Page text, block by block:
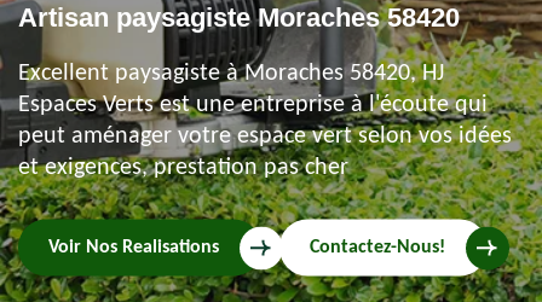
Artisan paysagiste Moraches 58420
Excellent paysagiste à Moraches 58420, HJ
Espaces Verts est une entreprise à l'écoute qui
peut aménager votre espace vert selon vos idées
et exigences, prestation pas cher
Voir Nos Realisations Contactez-Nous!